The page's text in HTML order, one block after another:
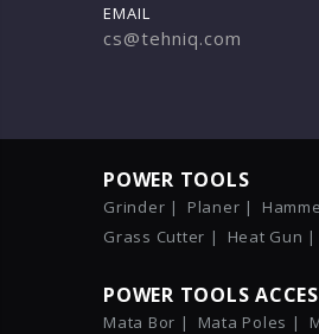
EMAIL
cs@tehniq.com
POWER TOOLS
Grinder | Planer |
Grass Cutter |
Heat Gun |
POWER TOOLS
Mata Bor | Mata Poles |